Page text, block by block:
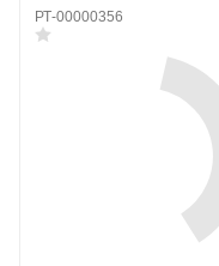
РТ-00000356